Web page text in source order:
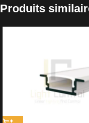
Produits